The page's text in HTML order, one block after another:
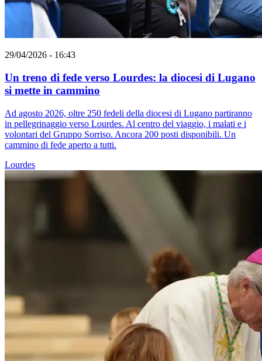
29/04/2026 - 16:43
Un treno di fede verso Lourdes: la diocesi di Lugano
si mette in cammino
Ad agosto 2026, oltre 250 fedeli della diocesi di Lugano partiranno
in pellegrinaggio verso Lourdes. Al centro del viaggio, i malati e i
volontari del Gruppo Sorriso. Ancora 200 posti disponibili. Un
cammino di fede aperto a tutti.
Lourdes